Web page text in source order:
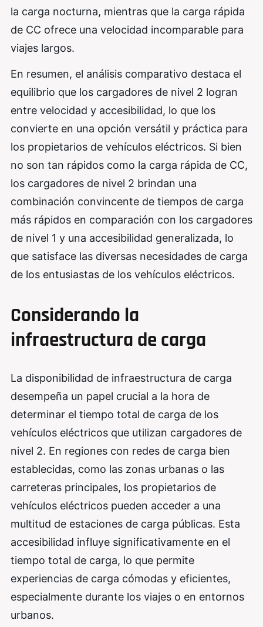
la carga nocturna, mientras que la carga rápida
de CC ofrece una velocidad incomparable para
viajes largos.
En resumen, el análisis comparativo destaca el
equilibrio que los cargadores de nivel 2 logran
entre velocidad y accesibilidad, lo que los
convierte en una opción versátil y práctica para
los propietarios de vehículos eléctricos. Si bien
no son tan rápidos como la carga rápida de CC,
los cargadores de nivel 2 brindan una
combinación convincente de tiempos de carga
más rápidos en comparación con los cargadores
de nivel 1 y una accesibilidad generalizada, lo
que satisface las diversas necesidades de carga
de los entusiastas de los vehículos eléctricos.
Considerando la
infraestructura de carga
La disponibilidad de infraestructura de carga
desempeña un papel crucial a la hora de
determinar el tiempo total de carga de los
vehículos eléctricos que utilizan cargadores de
nivel 2. En regiones con redes de carga bien
establecidas, como las zonas urbanas o las
carreteras principales, los propietarios de
vehículos eléctricos pueden acceder a una
multitud de estaciones de carga públicas. Esta
accesibilidad influye significativamente en el
tiempo total de carga, lo que permite
experiencias de carga cómodas y eficientes,
especialmente durante los viajes o en entornos
urbanos.